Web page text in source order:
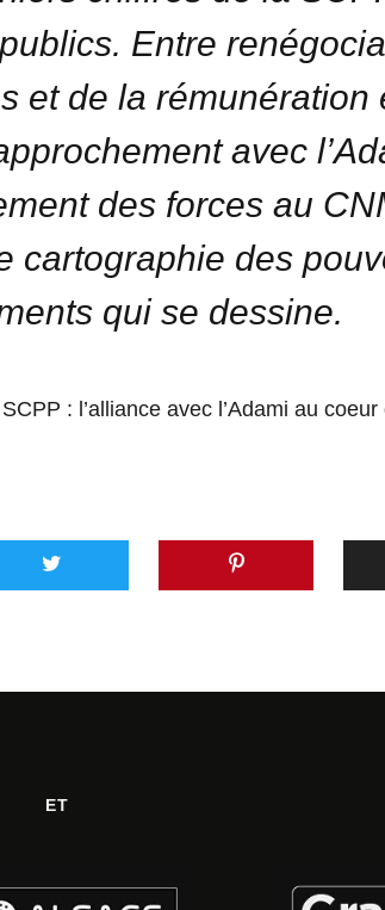
Entre
et de la rémunération
avec
des forces au
cartographie des
qui se dessine.
SCPP : l’alliance avec l’Adami au
ET